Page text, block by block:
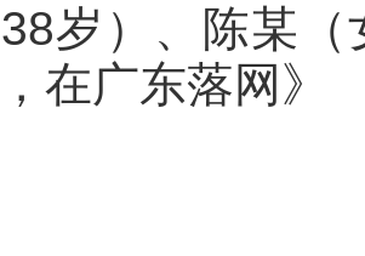
38岁）、陈某
在广东落网》